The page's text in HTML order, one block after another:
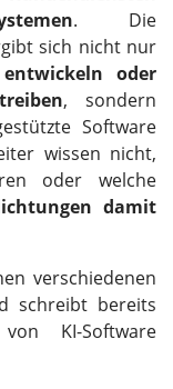
. Die
sich nicht nur
oder
, sondern
Software
wissen nicht,
oder welche
damit
verschiedenen
schreibt bereits
KI-Software